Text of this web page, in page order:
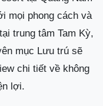
mọi phong cách và
trung tâm Tam Kỳ,
mục Lưu trú sẽ
chi tiết về không
lợi.